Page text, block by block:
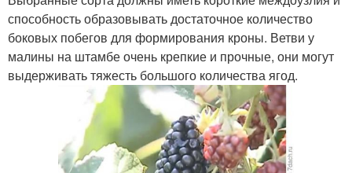
способность образовывать достаточное количество
боковых побегов для формирования кроны. Ветви у
малины на штамбе очень крепкие и прочные, они могут
выдерживать тяжесть большого количества ягод.